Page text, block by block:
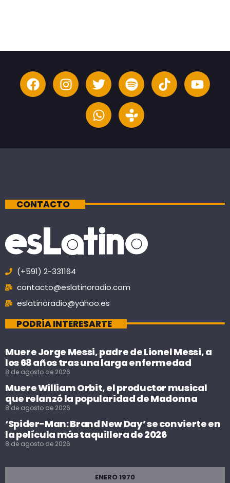
CONTACTO
(+591) 2-331164
contacto@eslatinoradio.com
eslatinoradio@yahoo.es
PODRÍA INTERESARTE
Muere Jorge Messi, padre de Lionel Messi, a
los 68 años tras una larga enfermedad
8 de agosto de 2026
Muere William Orbit, el productor musical
que relanzó la popularidad de Madonna
8 de agosto de 2026
‘Spider-Man: Brand New Day’ se convierte en
la película más taquillera de 2026
8 de agosto de 2026
ENERO 1970